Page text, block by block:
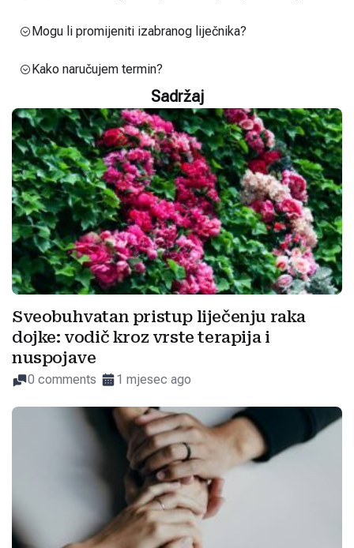
Mogu li promijeniti izabranog liječnika?
Kako naručujem termin?
Sadržaj
Sveobuhvatan pristup liječenju raka
dojke: vodič kroz vrste terapija i
nuspojave
0 comments 1 mjesec ago